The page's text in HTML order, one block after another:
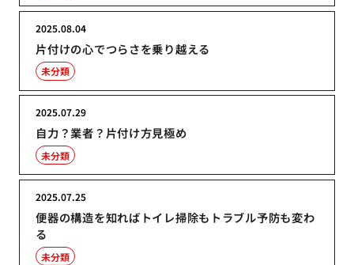
片付けの心でつらさを乗り越える
2025.08.04
未分類
自力？業者？片付け方見極め
2025.07.29
未分類
便器の構造を知ればトイレ掃除もトラブル予防も変わ
る
2025.07.25
未分類